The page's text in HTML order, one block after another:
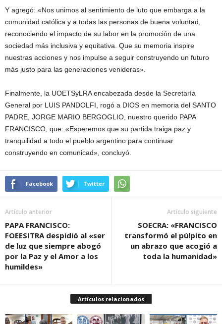
Y agregó: «Nos unimos al sentimiento de luto que embarga a la
comunidad católica y a todas las personas de buena voluntad,
reconociendo el impacto de su labor en la promoción de una
sociedad más inclusiva y equitativa. Que su memoria inspire
nuestras acciones y nos impulse a seguir construyendo un futuro
más justo para las generaciones venideras».
Finalmente, la UOETSyLRA encabezada desde la Secretaría
General por LUIS PANDOLFI, rogó a DIOS en memoria del SANTO
PADRE, JORGE MARIO BERGOGLIO, nuestro querido PAPA
FRANCISCO, que: «Esperemos que su partida traiga paz y
tranquilidad a todo el pueblo argentino para continuar
construyendo en comunicad», concluyó.
Facebook Twitter
Artículo anterior
PAPA FRANCISCO:
FOEESITRA despidió al «ser
de luz que siempre abogó
por la Paz y el Amor a los
humildes»
Artículo siguiente
SOECRA: «FRANCISCO
transformó el púlpito en
un abrazo que acogió a
toda la humanidad»
Artículos relacionados